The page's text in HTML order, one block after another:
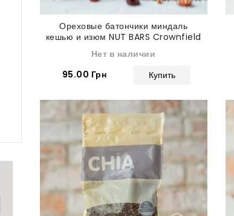
Ореховые батончики миндаль
кешью и изюм NUT BARS Crownfield
Нет в наличии
95.00 Грн
Купить